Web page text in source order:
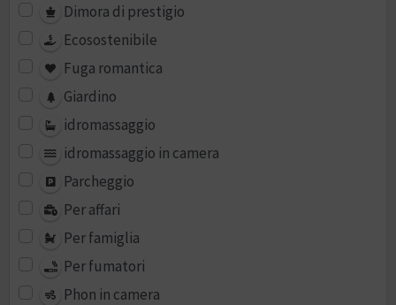
Dimora di prestigio
Ecosostenibile
Fuga romantica
Giardino
idromassaggio
idromassaggio in camera
Parcheggio
Per affari
Per famiglia
Per fumatori
Phon in camera